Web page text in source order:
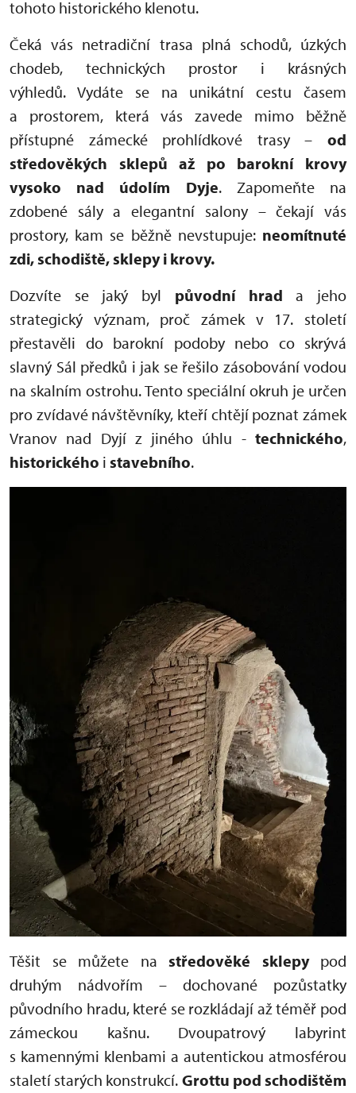
tohoto historického klenotu.
Čeká vás netradiční trasa plná schodů, úzkých
chodeb, technických prostor i krásných
výhledů. Vydáte se na unikátní cestu časem
a prostorem, která vás zavede mimo běžně
přístupné zámecké prohlídkové trasy – od
středověkých sklepů až po barokní krovy
vysoko nad údolím Dyje. Zapomeňte na
zdobené sály a elegantní salony – čekají vás
prostory, kam se běžně nevstupuje: neomítnuté
zdi, schodiště, sklepy i krovy.
Dozvíte se jaký byl původní hrada jeho
strategický význam, proč zámek v 17. století
přestavěli do barokní podoby nebo co skrývá
slavný Sál předků i jak se řešilo zásobování vodou
na skalním ostrohu. Tento speciální okruh je určen
pro zvídavé návštěvníky, kteří chtějí poznat zámek
Vranov nad Dyjí z jiného úhlu - technického,
historického i stavebního.
Těšit se můžete na středověké sklepypod
druhým nádvořím – dochované pozůstatky
původního hradu, které se rozkládají až téměř pod
zámeckou kašnu. Dvoupatrový labyrint
s kamennými klenbami a autentickou atmosférou
staletí starých konstrukcí. Grottu pod schodištěm